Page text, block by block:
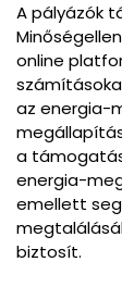
A pályázók
online
az energia-
a
energia-
emellett
biztosít.